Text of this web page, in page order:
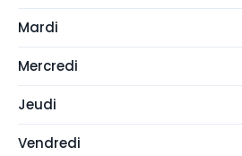
Mardi
Mercredi
Jeudi
Vendredi